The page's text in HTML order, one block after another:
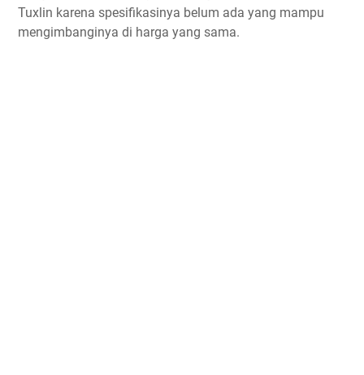
Tuxlin karena spesifikasinya belum ada yang mampu
mengimbanginya di harga yang sama.